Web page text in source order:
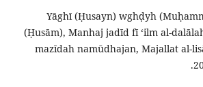
Yāghī (Ḥusayn) wghḍyh
(Ḥusām), Manhaj jadīd fī ʻilm al-
mazīdah namūdhajan, Majallat al-